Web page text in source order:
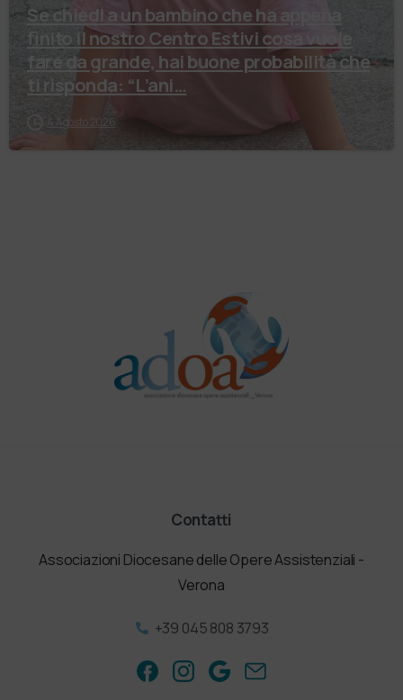
Se chiedi a un bambino che ha appena
finito il nostro Centro Estivi cosa vuole
fare da grande, hai buone probabilità che
ti risponda: “L’ani…
4 Agosto 2026
Contatti
Associazioni Diocesane delle Opere Assistenziali -
Verona
+39 045 808 3793